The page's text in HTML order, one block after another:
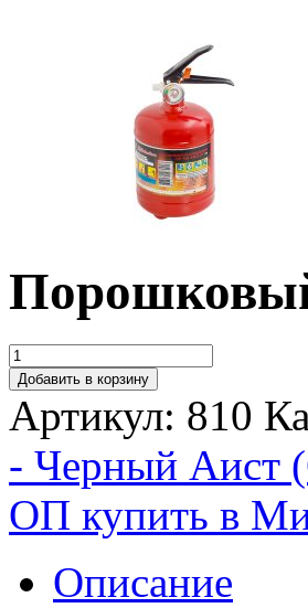
Добавить в корзину
Артикул: 810
- Черный Аист
ОП купить в
Описание